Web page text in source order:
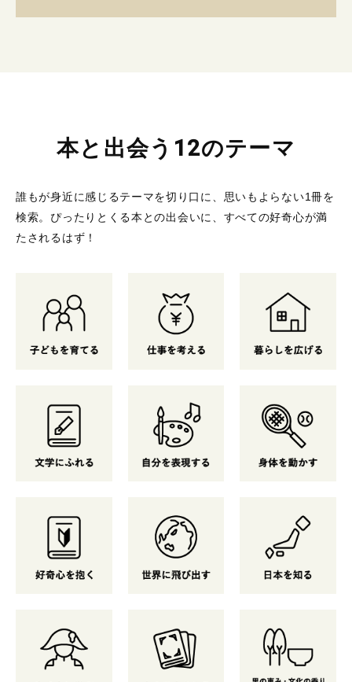
本と出会う12のテーマ
誰もが身近に感じるテーマを切り口に、思いもよらない1冊を
検索。 ぴったりとくる本との出会いに、すべての好奇心が満
たされるはず！